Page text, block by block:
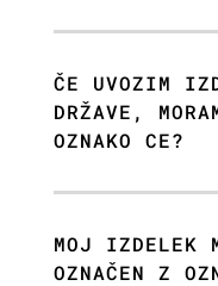
ČE UVOZIM
DRŽAVE,
OZNAKO CE?
MOJ IZDELEK
OZNAČEN Z